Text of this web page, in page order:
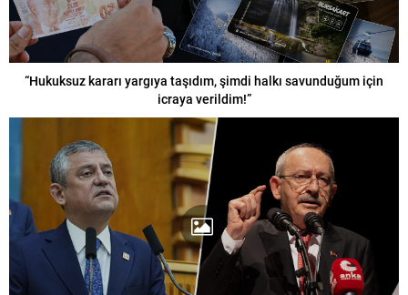
“Hukuksuz kararı yargıya taşıdım, şimdi halkı savunduğum için
icraya verildim!”